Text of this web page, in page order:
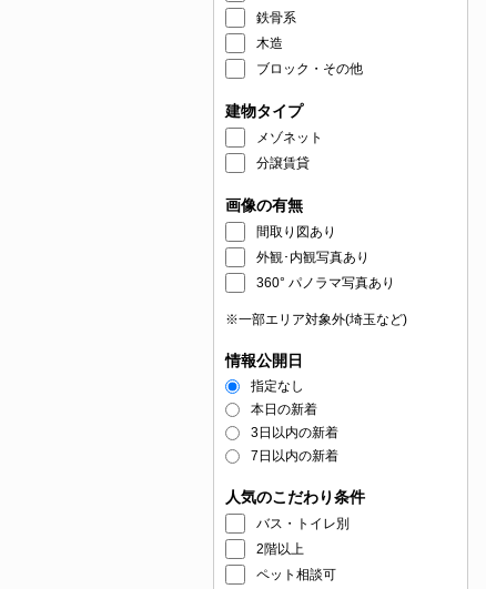
鉄骨系
木造
ブロック・その他
建物タイプ
メゾネット
分譲賃貸
画像の有無
間取り図あり
外観･内観写真あり
360° パノラマ写真あり
※一部エリア対象外(埼玉など)
情報公開日
指定なし
本日の新着
3日以内の新着
7日以内の新着
人気のこだわり条件
バス・トイレ別
2階以上
ペット相談可